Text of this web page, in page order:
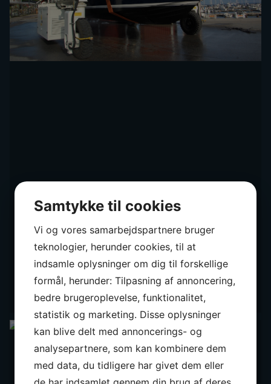
Samtykke til cookies
Vi og vores samarbejdspartnere bruger
teknologier, herunder cookies, til at
indsamle oplysninger om dig til forskellige
formål, herunder: Tilpasning af annoncering,
bedre brugeroplevelse, funktionalitet,
statistik og marketing. Disse oplysninger
kan blive delt med annoncerings- og
analysepartnere, som kan kombinere dem
med data, du tidligere har givet dem eller